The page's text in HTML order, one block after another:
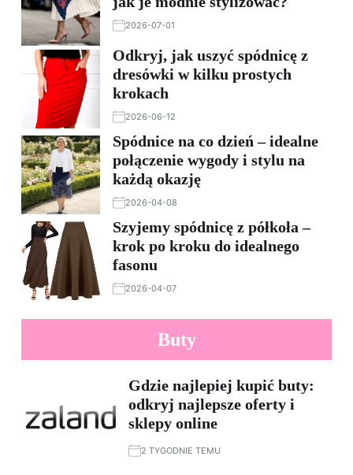
2026-07-01
Odkryj, jak uszyć spódnicę z
dresówki w kilku prostych
krokach
2026-06-12
Spódnice na co dzień – idealne
połączenie wygody i stylu na
każdą okazję
2026-04-08
Szyjemy spódnicę z półkoła –
krok po kroku do idealnego
fasonu
2026-04-07
Buty
Gdzie najlepiej kupić buty:
odkryj najlepsze oferty i
sklepy online
2 TYGODNIE TEMU